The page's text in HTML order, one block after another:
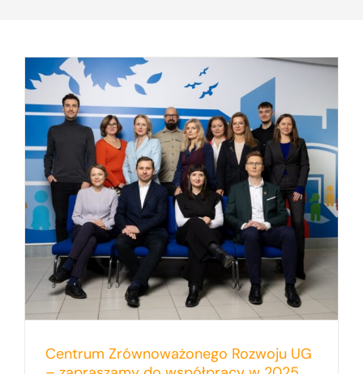
Centrum Zrównoważonego Rozwoju UG